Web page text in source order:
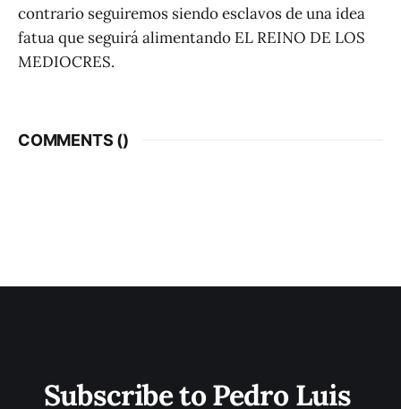
contrario seguiremos siendo esclavos de una idea
fatua que seguirá alimentando EL REINO DE LOS
MEDIOCRES.
COMMENTS ()
Subscribe to Pedro Luis